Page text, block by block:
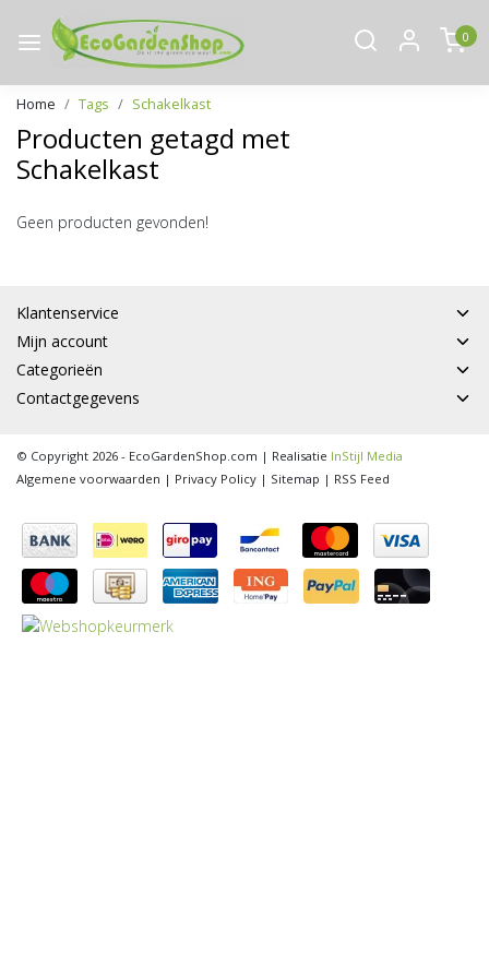
0
Home Tags Schakelkast
Producten getagd met
Schakelkast
Geen producten gevonden!
Klantenservice
Mijn account
Categorieën
Contactgegevens
© Copyright 2026 - EcoGardenShop.com | Realisatie InStijl Media
Algemene voorwaarden | Privacy Policy | Sitemap | RSS Feed